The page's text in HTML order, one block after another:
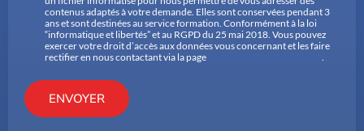
contenus adaptés à votre demande. Elles sont conservées pendant 3
ans et sont destinées au service formation. Conformément à la loi
“informatique et libertés” et au RGPD du 25 mai 2018. Vous pouvez
exercer votre droit d’accès aux données vous concernant et les faire
rectifier en nous contactant via la page
.
ENVOYER